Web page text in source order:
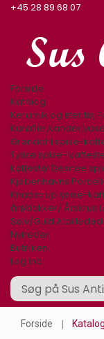
+45 28 89 68 07
Forside
Katalog
Keramik og stentøj
Grøndahl spise-
Tyske spise-
kaffestel Desiree
Kjøbenhavns
Knabstrup spise-
årsklokker/ Årskrus
Sølv/Guld
Nyheder
Butikken
Log ind
Forside Katalog